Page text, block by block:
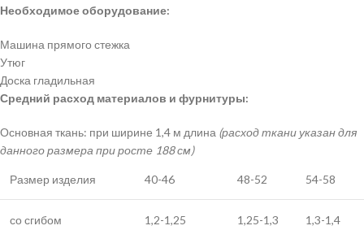
Необходимое оборудование:
Машина прямого стежка
Утюг
Доска гладильная
Средний расход материалов и фурнитуры:
Основная ткань: при ширине 1,4 м длина (расход ткани указан для
данного размера при росте 188 см)
Размер изделия 40-46 48-52 54-58
со сгибом 1,2-1,25 1,25-1,3 1,3-1,4